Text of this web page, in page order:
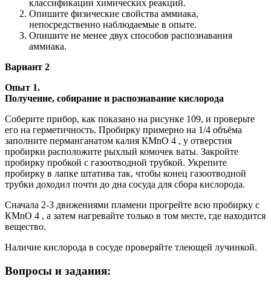
классификации химических реакций.
Опишите физические свойства аммиака,
непосредственно наблюдаемые в опыте.
Опишите не менее двух способов распознавания
аммиака.
Вариант 2
Опыт 1.
Получение, собирание и распознавание кислорода
Соберите прибор, как показано на рисунке 109, и проверьте
его на герметичность. Пробирку примерно на 1/4 объёма
заполните перманганатом калия КМnO 4 , у отверстия
пробирки расположите рыхлый комочек ваты. Закройте
пробирку пробкой с газоотводной трубкой. Укрепите
пробирку в лапке штатива так, чтобы конец газоотводной
трубки доходил почти до дна сосуда для сбора кислорода.
Сначала 2-3 движениями пламени прогрейте всю пробирку с
КМnO 4 , а затем нагревайте только в том месте, где находится
вещество.
Наличие кислорода в сосуде проверяйте тлеющей лучинкой.
Вопросы и задания: